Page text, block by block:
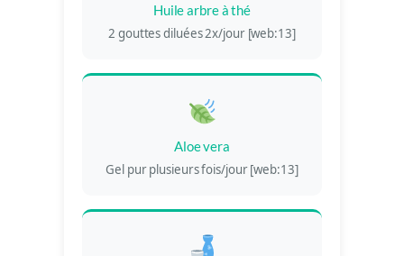
Huile arbre à thé
2 gouttes diluées 2x/jour [web:13]
Aloe vera
Gel pur plusieurs fois/jour [web:13]